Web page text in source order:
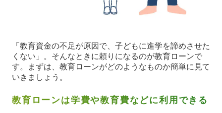
「教育資金の不足が原因で、子どもに進学を諦めさせた
くない」。そんなときに頼りになるのが教育ローンで
す。まずは、教育ローンがどのようなものか簡単に見て
いきましょう。
教育ローンは学費や教育費などに利用できる